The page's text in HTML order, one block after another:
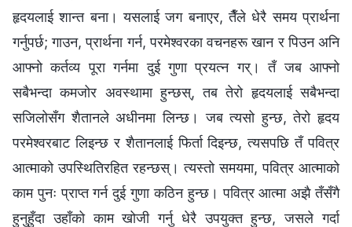
हृदयलाई शान्त बना। यसलाई जग बनाएर, तैँले धेरै समय प्रार्थना
गर्नुपर्छ; गाउन, प्रार्थना गर्न, परमेश्‍वरका वचनहरू खान र पिउन अनि
आफ्नो कर्तव्य पूरा गर्नमा दुई गुणा प्रयत्न गर्। तँ जब आफ्नो
सबैभन्दा कमजोर अवस्थामा हुन्छस्, तब तेरो हृदयलाई सबैभन्दा
सजिलोसँग शैतानले अधीनमा लिन्छ। जब त्यसो हुन्छ, तेरो हृदय
परमेश्‍वरबाट लिइन्छ र शैतानलाई फिर्ता दिइन्छ, त्यसपछि तँ पवित्र
आत्माको उपस्थितिरहित रहन्छस्। त्यस्तो समयमा, पवित्र आत्माको
काम पुनः प्राप्त गर्न दुई गुणा कठिन हुन्छ। पवित्र आत्मा अझै तँसँगै
हुनुहुँदा उहाँको काम खोजी गर्नु धेरै उपयुक्त हुन्छ, जसले गर्दा